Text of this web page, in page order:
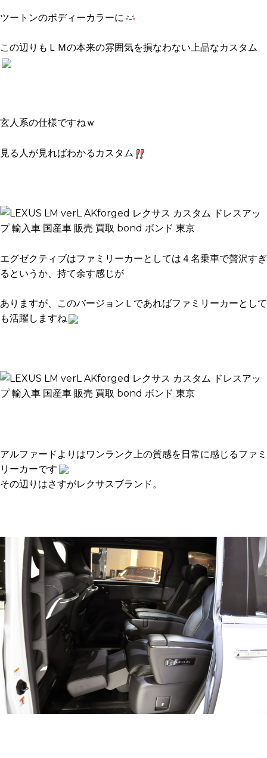
ツートンのボディーカラーに
この辺りもＬＭの本来の雰囲気を損なわない上品なカスタム
玄人系の仕様ですねｗ
見る人が見ればわかるカスタム
エグゼクティブはファミリーカーとしては４名乗車で贅沢すぎ
るというか、持て余す感じが
ありますが、このバージョンＬであればファミリーカーとして
も活躍しますね
アルファードよりはワンランク上の質感を日常に感じるファミ
リーカーです
その辺りはさすがレクサスブランド。